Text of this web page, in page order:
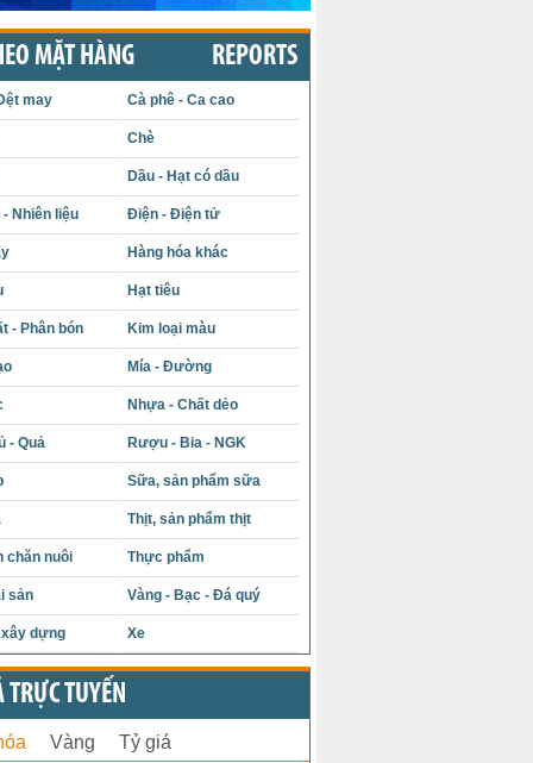
MẶT HÀNG REPORTS
may Cà phê - Ca cao
Chè
Dầu - Hạt có dầu
- Nhiên liệu Điện - Điện tử
Hàng hóa khác
Hạt tiêu
- Phân bón Kim loại màu
Mía - Đường
Nhựa - Chất dẻo
- Quả Rượu - Bia - NGK
Sữa, sản phẩm sữa
Thịt, sản phẩm thịt
chăn nuôi Thực phẩm
sản Vàng - Bạc - Đá quý
dựng Xe
TRỰC TUYẾN
Vàng Tỷ giá